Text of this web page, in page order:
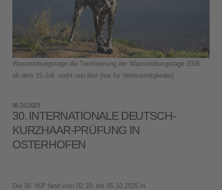
Wasserübungstage die Terminierung der Wasserübungstage 2026
ab dem 15.Juli steht nun fest (nur für Vereinsmitglieder) ...
06.10.2025
30. INTERNATIONALE DEUTSCH-
KURZHAAR-PRÜFUNG IN
OSTERHOFEN
Die 30. IKP fand vom 02.10. bis 05.10.2025 in